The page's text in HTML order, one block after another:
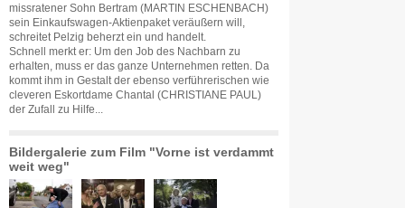
missratener Sohn Bertram (MARTIN ESCHENBACH)
sein Einkaufswagen-Aktienpaket veräußern will,
schreitet Pelzig beherzt ein und handelt.
Schnell merkt er: Um den Job des Nachbarn zu
erhalten, muss er das ganze Unternehmen retten. Da
kommt ihm in Gestalt der ebenso verführerischen wie
cleveren Eskortdame Chantal (CHRISTIANE PAUL)
der Zufall zu Hilfe...
Bildergalerie zum Film "Vorne ist verdammt
weit weg"